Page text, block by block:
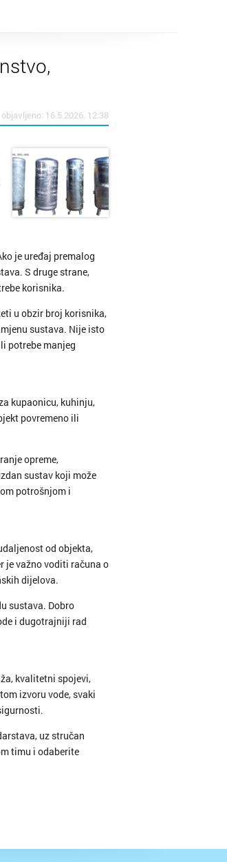
objavljeno: 16.5.2026. 12:38
je uređaj premalog
S druge strane,
korisnika.
u obzir broj korisnika,
sustava. Nije isto
potrebe manjeg
kupaonicu, kuhinju,
povremeno ili
opreme,
sustav koji može
potrošnjom i
od objekta,
je važno voditi računa o
dijelova.
sustava. Dobro
i dugotrajniji rad
kvalitetni spojevi,
izvoru vode, svaki
uz stručan
timu i odaberite